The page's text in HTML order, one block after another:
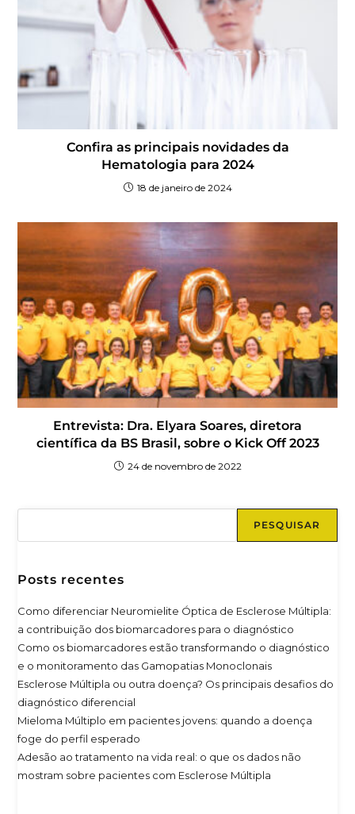
Confira as principais novidades da
Hematologia para 2024
18 de janeiro de 2024
Entrevista: Dra. Elyara Soares, diretora
científica da BS Brasil, sobre o Kick Off 2023
24 de novembro de 2022
PESQUISAR
Posts recentes
Como diferenciar Neuromielite Óptica de Esclerose Múltipla:
a contribuição dos biomarcadores para o diagnóstico
Como os biomarcadores estão transformando o diagnóstico
e o monitoramento das Gamopatias Monoclonais
Esclerose Múltipla ou outra doença? Os principais desafios do
diagnóstico diferencial
Mieloma Múltiplo em pacientes jovens: quando a doença
foge do perfil esperado
Adesão ao tratamento na vida real: o que os dados não
mostram sobre pacientes com Esclerose Múltipla